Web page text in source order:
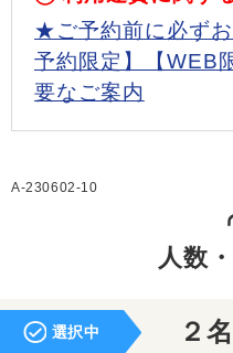
★ご予約前に必ず
予約限定】【WEB
要なご案内
A-230602-10
人数
選択中 ２